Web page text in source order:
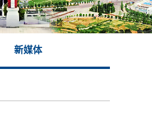
新媒体